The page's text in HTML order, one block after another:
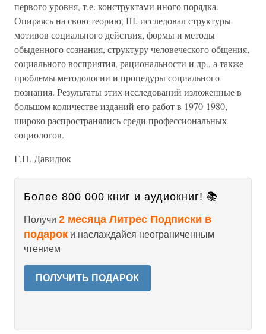
первого уровня, т.е. конструктами иного порядка.
Опираясь на свою теорию, Ш. исследовал структуры
мотивов социального действия, формы и методы
обыденного сознания, структуру человеческого общения,
социального восприятия, рациональности и др., а также
проблемы методологии и процедуры социального
познания. Результаты этих исследований изложенные в
большом количестве изданий его работ в 1970-1980,
широко распространялись среди профессиональных
социологов.
Г.П. Давидюк
Более 800 000 книг и аудиокниг! 📚
Получи 2 месяца Литрес Подписки в
подарок и наслаждайся неограниченным
чтением
ПОЛУЧИТЬ ПОДАРОК